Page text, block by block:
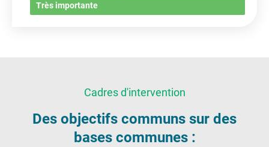
Très importante
Cadres d'intervention​
Des objectifs communs sur des
bases communes :​